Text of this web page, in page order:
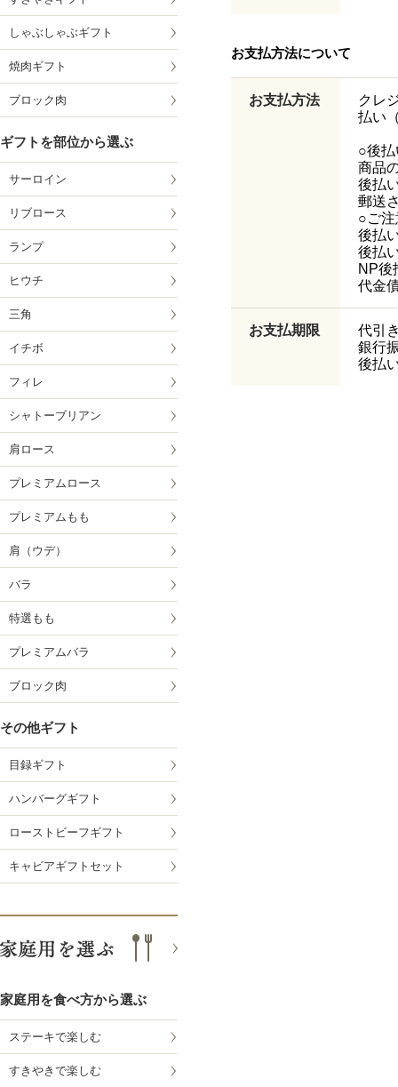
お支払方法について
お支払方法
クレ
払い
○後
商品
後払
郵送
○ご注
後払
後払
NP後
代金
お支払期限
代引
銀行
後払
しゃぶしゃぶギフト
焼肉ギフト
ブロック肉
ギフトを部位から選ぶ
サーロイン
リブロース
ランプ
ヒウチ
三角
イチボ
フィレ
シャトーブリアン
肩ロース
プレミアムロース
プレミアムもも
肩（ウデ）
バラ
特選もも
プレミアムバラ
ブロック肉
その他ギフト
目録ギフト
ハンバーグギフト
ローストビーフギフト
キャビアギフトセット
家庭用を食べ方から選ぶ
ステーキで楽しむ
すきやきで楽しむ